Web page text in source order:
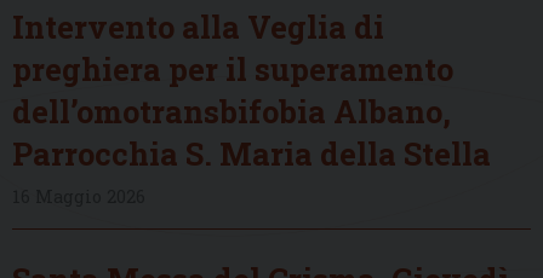
Intervento alla Veglia di
preghiera per il superamento
dell’omotransbifobia Albano,
Parrocchia S. Maria della Stella